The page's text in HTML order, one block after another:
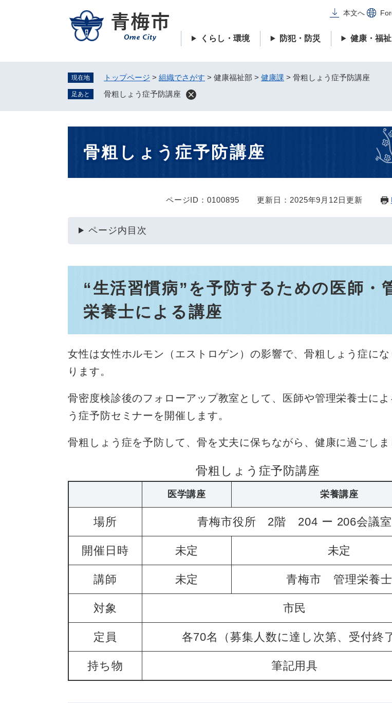
メニューを飛ばして本文へ
本文へ
くらし・環境 防犯・防災 健康・福祉
現在地 トップページ > 組織でさがす > 健康福祉部 > 健康課 > 骨粗しょう症予防講座
足あと 骨粗しょう症予防講座
骨粗しょう症予防講座
ページID：0100895 更新日：2025年9月12日更新
ページ内目次
“生活習慣病”を予防するための医師・
栄養士による講座​
女性は女性ホルモン（エストロゲン）の影響で、骨粗しょう症に
ります。
骨密度検診後のフォローアップ教室として、医師や管理栄養士によ
う症予防セミナーを開催します。
骨粗しょう症を予防して、骨を丈夫に保ちながら、健康に過ごしま
骨粗しょう症予防講座
医学講座 栄養講座
場所 青梅市役所 2階 204 ー 206会議室
開催日時 未定 未定
講師 未定 青梅市 管理栄養士
対象 市民
定員 各70名（募集人数に達し次第、受付終
持ち物 筆記用具